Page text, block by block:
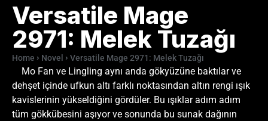
Versatile Mage
2971: Melek Tuzağı
Home Novel Versatile Mage 2971: Melek Tuzağı
Mo Fan ve Lingling aynı anda gökyüzüne baktılar ve
dehşet içinde ufkun altı farklı noktasından altın rengi ışık
kavislerinin yükseldiğini gördüler. Bu ışıklar adım adım
tüm gökkübesini aşıyor ve sonunda bu sunak dağının